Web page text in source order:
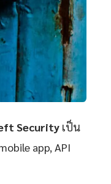
Security เป็น
app, API